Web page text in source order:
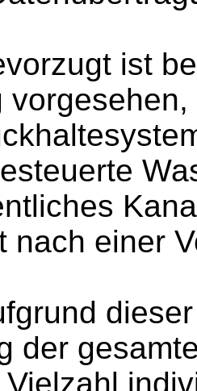
ist
nach einer
der